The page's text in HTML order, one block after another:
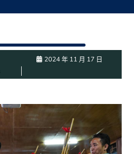
2024 年 11 月 17 日